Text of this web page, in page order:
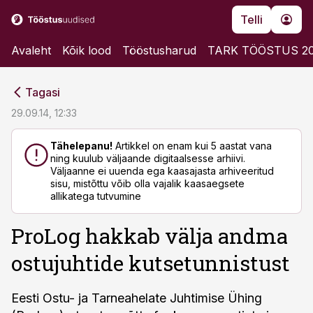
Telli
Avaleht Kõik lood Tööstusharud TARK TÖÖSTUS
Tagasi
29.09.14, 12:33
Tähelepanu! Artikkel on enam kui 5 aastat vana
ning kuulub väljaande digitaalsesse arhiivi.
Väljaanne ei uuenda ega kaasajasta arhiveeritud
sisu, mistõttu võib olla vajalik kaasaegsete
allikatega tutvumine
ProLog hakkab välja andma
ostujuhtide kutsetunnistust
Eesti Ostu- ja Tarneahelate Juhtimise Ühing